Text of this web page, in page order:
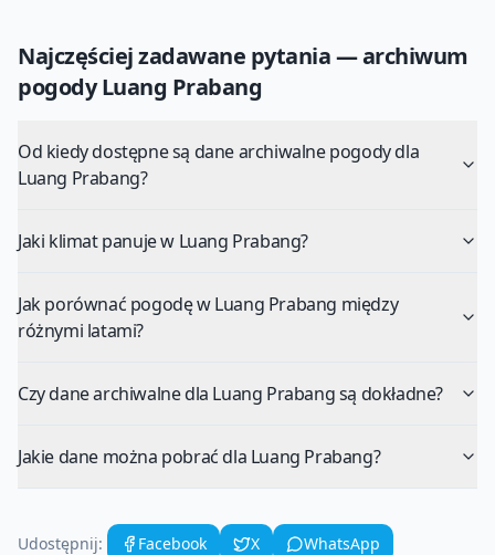
Najczęściej zadawane pytania — archiwum
pogodyLuang Prabang
Od kiedy dostępne są dane archiwalne pogody dla
Luang Prabang?
Jaki klimat panuje w Luang Prabang?
Jak porównać pogodę w Luang Prabang między
różnymi latami?
Czy dane archiwalne dla Luang Prabang są dokładne?
Jakie dane można pobrać dla Luang Prabang?
Udostępnij: Facebook X
WhatsApp